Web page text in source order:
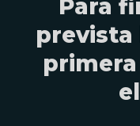
Para
prevista